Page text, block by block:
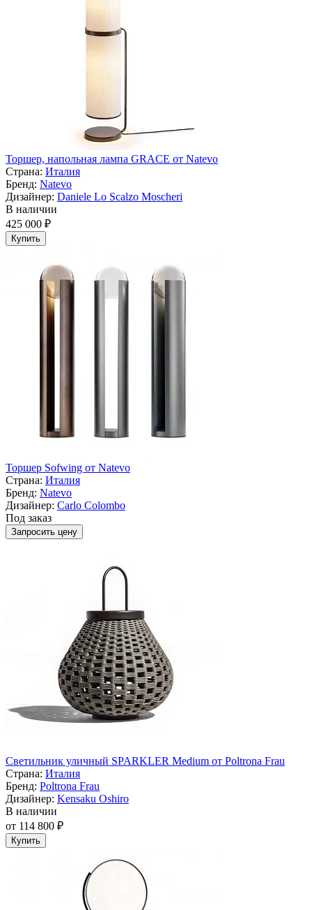
Торшер, напольная лампа GRACE от Natevo
Страна: Италия
Бренд: Natevo
Дизайнер: Daniele Lo Scalzo Moscheri
В наличии
425 000 ₽
Купить
Торшер Sofwing от Natevo
Страна: Италия
Бренд: Natevo
Дизайнер: Carlo Colombo
Под заказ
Запросить цену
Светильник уличный SPARKLER Medium от Poltrona Frau
Страна: Италия
Бренд: Poltrona Frau
Дизайнер: Kensaku Oshiro
В наличии
от 114 800 ₽
Купить